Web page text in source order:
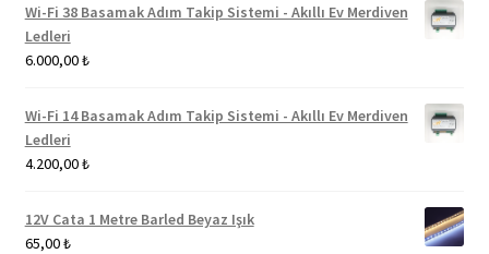
Wi-Fi 38 Basamak Adım Takip Sistemi - Akıllı Ev Merdiven
Ledleri
6.000,00₺
Wi-Fi 14 Basamak Adım Takip Sistemi - Akıllı Ev Merdiven
Ledleri
4.200,00₺
12V Cata 1 Metre Barled Beyaz Işık
65,00₺